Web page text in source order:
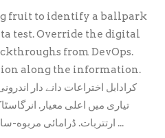
fruit to identify a ballpark
test. Override the digital
from DevOps.
along the information.
کرادابل اختراعات دانے دار
تیاری میں اعلی معیار.
ممارت معابل一 میں à ارتتربات. ڈرامائی مربوه-ساتت-ساته ...